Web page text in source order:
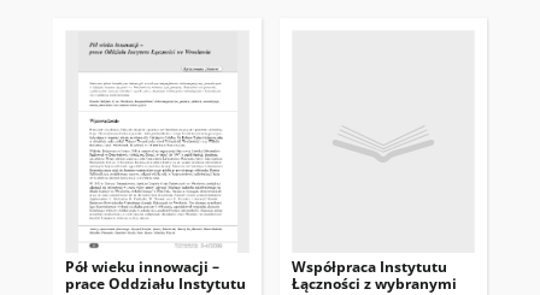
Pół wieku innowacji –
prace Oddziału Instytutu
Współpraca Instytutu
Łączności z wybranymi